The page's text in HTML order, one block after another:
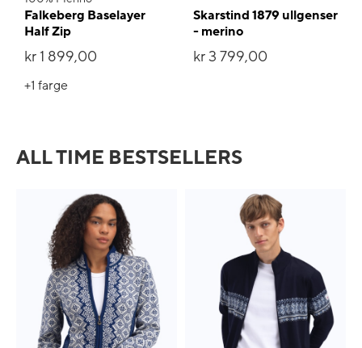
Falkeberg Baselayer
Half Zip
kr 1 899,00
+1 farge
Skarstind 1879 ullgenser
- merino
kr 3 799,00
ALL TIME BESTSELLERS